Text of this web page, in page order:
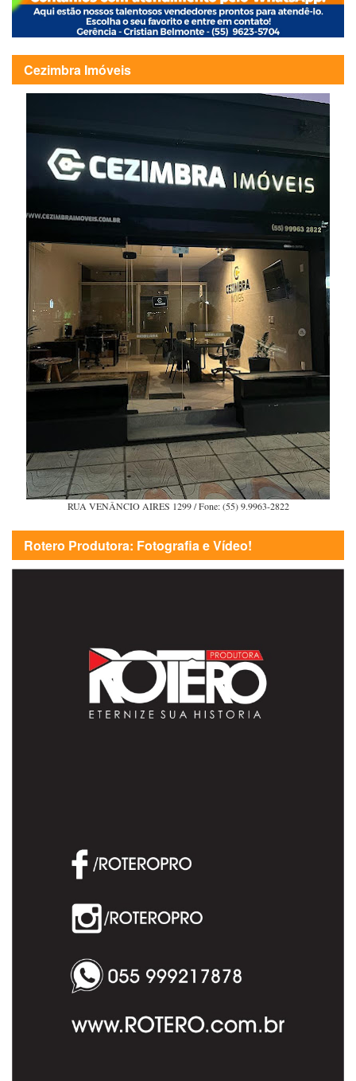
Cezimbra Imóveis
RUA VENÂNCIO AIRES 1299 / Fone: (55) 9.9963-2822
Rotero Produtora: Fotografia e Vídeo!